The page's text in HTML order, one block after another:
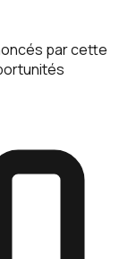
par cette